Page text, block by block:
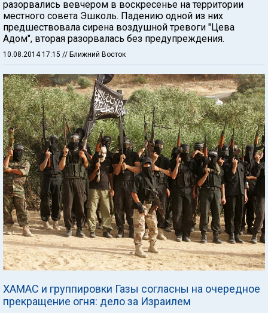
разорвались вевчером в воскресенье на территории
местного совета Эшколь. Падению одной из них
предшествовала сирена воздушной тревоги "Цева
Адом", вторая разорвалась без предупреждения.
10.08.2014 17:15 // Ближний Восток
ХАМАС и группировки Газы согласны на очередное
прекращение огня: дело за Израилем